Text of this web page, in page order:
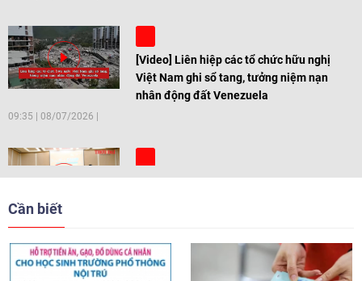
[Video] Liên hiệp các tổ chức hữu nghị
Việt Nam ghi sổ tang, tưởng niệm nạn
nhân động đất Venezuela
09:35 08/07/2026
[Video] Trẻ em Đông Á cùng kiến tạo
Cần biết